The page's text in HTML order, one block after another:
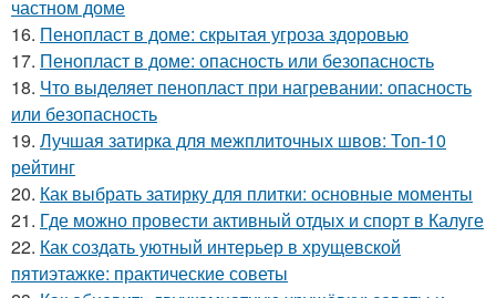
частном доме
16. Пенопласт в доме: скрытая угроза здоровью
17. Пенопласт в доме: опасность или безопасность
18. Что выделяет пенопласт при нагревании: опасность
или безопасность
19. Лучшая затирка для межплиточных швов: Топ-10
рейтинг
20. Как выбрать затирку для плитки: основные моменты
21. Где можно провести активный отдых и спорт в Калуге
22. Как создать уютный интерьер в хрущевской
пятиэтажке: практические советы